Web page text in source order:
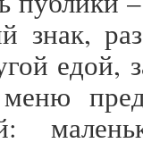
знак,
едой,